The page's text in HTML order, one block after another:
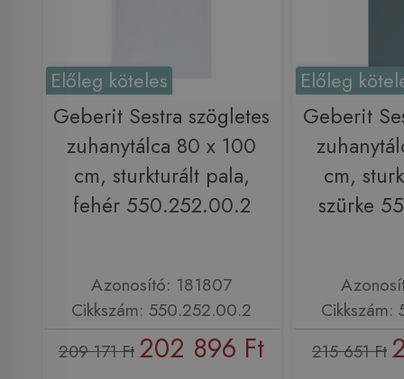
Előleg köteles
Geberit Sestra szögletes
zuhanytálca 80 x 100
cm, sturkturált pala,
fehér 550.252.00.2
Azonosító: 181807
Cikkszám: 550.252.00.2
209 171 Ft 202 896 Ft
Előleg
Geberit
cm,
szürke
215 651 Ft